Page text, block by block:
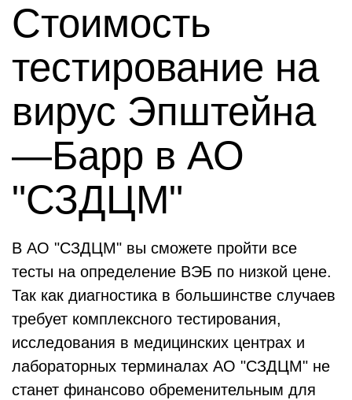
Стоимость
тестирование на
вирус Эпштейна
—Барр в АО
"СЗДЦМ"
В АО "СЗДЦМ" вы сможете пройти все
тесты на определение ВЭБ по низкой цене.
Так как диагностика в большинстве случаев
требует комплексного тестирования,
исследования в медицинских центрах и
лабораторных терминалах АО "СЗДЦМ" не
станет финансово обременительным для